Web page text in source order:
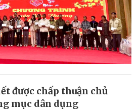
được chấp thuận chủ
mục dân dụng